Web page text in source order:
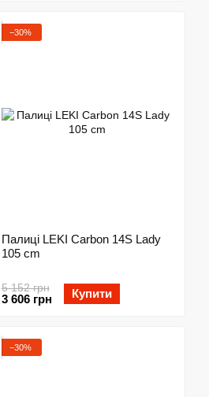
−30%
Палиці LEKI Carbon 14S Lady
105 cm
5 152 грн
3 606 грн Купити
−30%